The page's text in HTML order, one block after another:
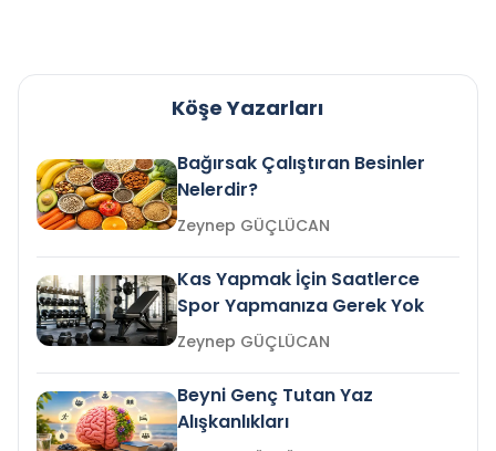
Köşe Yazarları
Bağırsak Çalıştıran Besinler
Nelerdir?
Zeynep GÜÇLÜCAN
Kas Yapmak İçin Saatlerce
Spor Yapmanıza Gerek Yok
Zeynep GÜÇLÜCAN
Beyni Genç Tutan Yaz
Alışkanlıkları